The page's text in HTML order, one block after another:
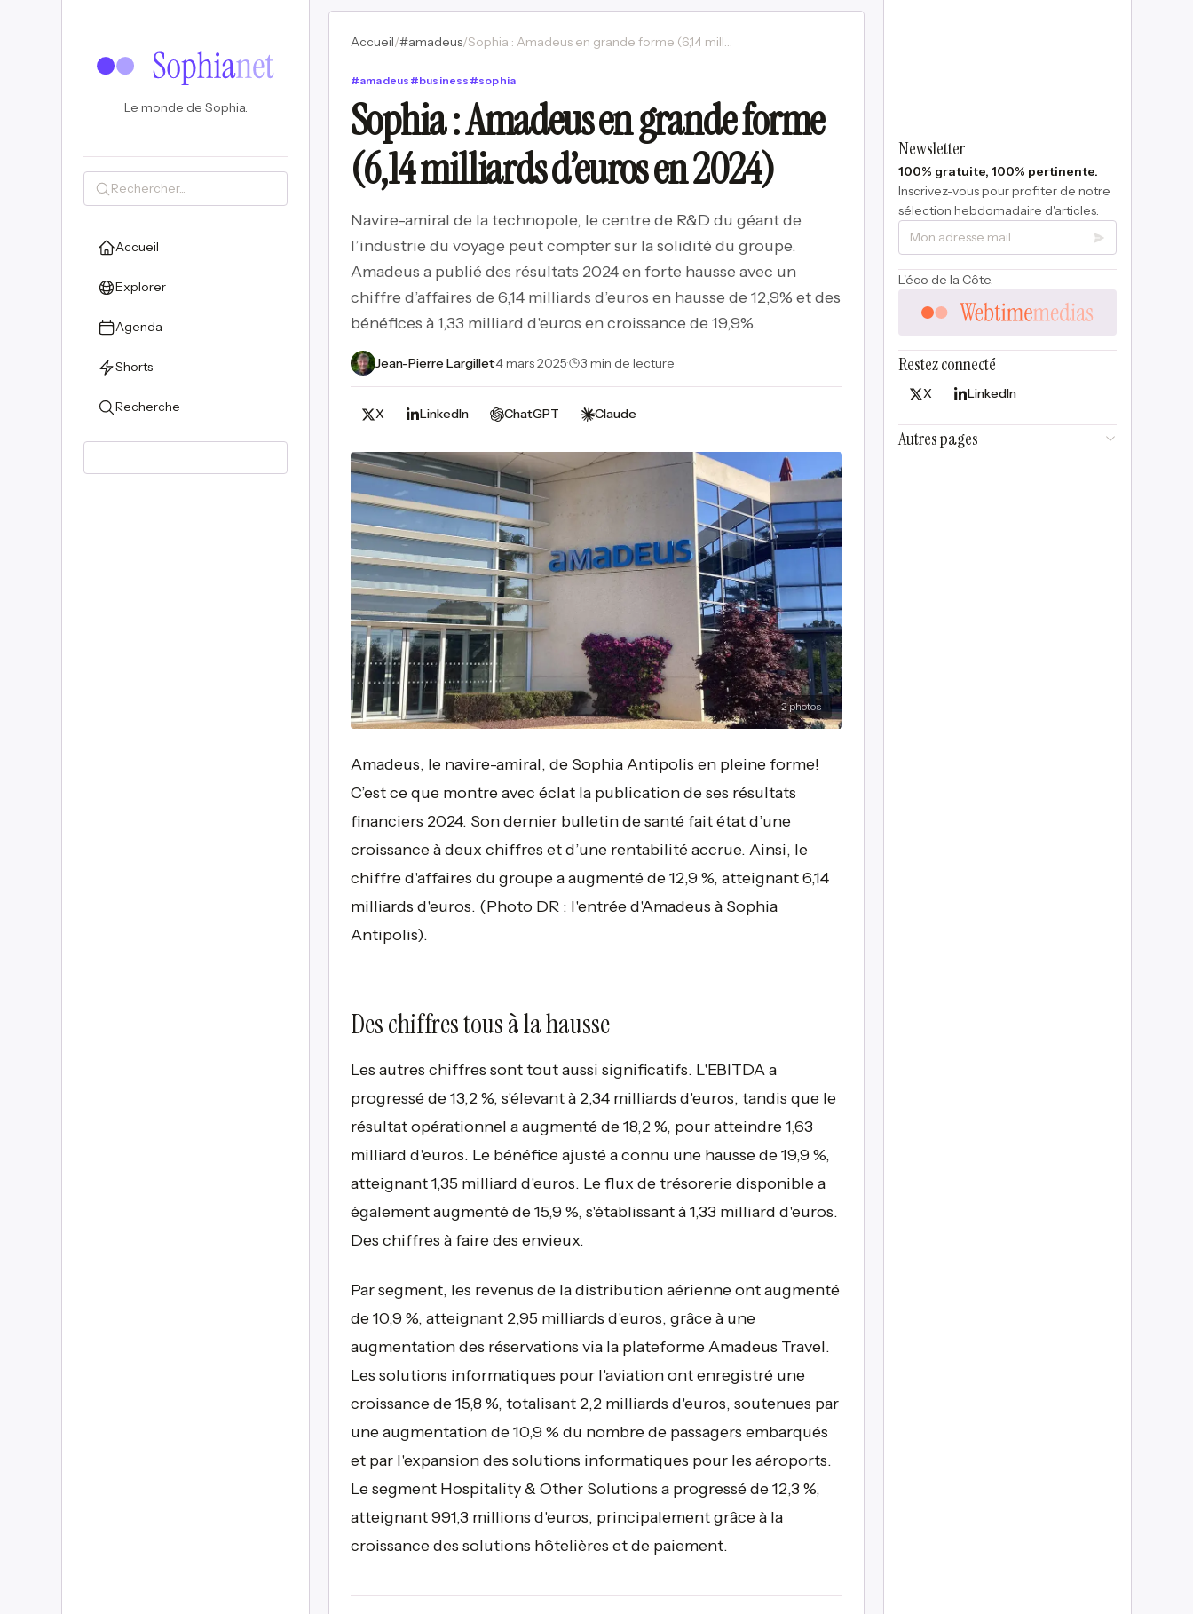
Le monde de Sophia.
Accueil
Explorer
Agenda
Shorts
Recherche
Accueil/#amadeus/ Sophia : Amadeus en grande forme (6,14 milliards d’euros en 2024)
#amadeus #business #sophia
Sophia : Amadeus en grande forme
(6,14 milliards d’euros en 2024)
Navire-amiral de la technopole, le centre de R&D du géant de
l’industrie du voyage peut compter sur la solidité du groupe.
Amadeus a publié des résultats 2024 en forte hausse avec un
chiffre d’affaires de 6,14 milliards d’euros en hausse de 12,9% et des
bénéfices à 1,33 milliard d'euros en croissance de 19,9%.
Jean-Pierre Largillet·4 mars 2025· 3 min de lecture
X LinkedIn ChatGPT Claude
2photos
Amadeus, le navire-amiral, de Sophia Antipolis en pleine forme!
C’est ce que montre avec éclat la publication de ses résultats
financiers 2024. Son dernier bulletin de santé fait état d’une
croissance à deux chiffres et d’une rentabilité accrue. Ainsi, le
chiffre d'affaires du groupe a augmenté de 12,9 %, atteignant 6,14
milliards d'euros. (Photo DR : l'entrée d'Amadeus à Sophia
Antipolis).
Des chiffres tous à la hausse
Les autres chiffres sont tout aussi significatifs. L'EBITDA a
progressé de 13,2 %, s'élevant à 2,34 milliards d'euros, tandis que le
résultat opérationnel a augmenté de 18,2 %, pour atteindre 1,63
milliard d'euros. Le bénéfice ajusté a connu une hausse de 19,9 %,
atteignant 1,35 milliard d'euros. Le flux de trésorerie disponible a
également augmenté de 15,9 %, s'établissant à 1,33 milliard d'euros. ​
Des chiffres à faire des envieux.
Par segment, les revenus de la distribution aérienne ont augmenté
de 10,9 %, atteignant 2,95 milliards d'euros, grâce à une
augmentation des réservations via la plateforme Amadeus Travel.
Les solutions informatiques pour l'aviation ont enregistré une
croissance de 15,8 %, totalisant 2,2 milliards d'euros, soutenues par
une augmentation de 10,9 % du nombre de passagers embarqués
et par l'expansion des solutions informatiques pour les aéroports.
Le segment Hospitality & Other Solutions a progressé de 12,3 %,
atteignant 991,3 millions d'euros, principalement grâce à la
croissance des solutions hôtelières et de paiement. ​
Newsletter
100% gratuite, 100% pertinente.
Inscrivez-vous pour profiter de notre
sélection hebdomadaire d'articles.
L'éco de la Côte.
Restez connecté
X LinkedIn
Autres pages